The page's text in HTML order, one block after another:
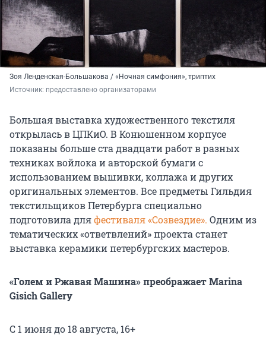
Зоя Ленденская-Большакова / «Ночная симфония», триптих
Источник: предоставлено организаторами
Большая выставка художественного текстиля
открылась в ЦПКиО. В Конюшенном корпусе
показаны больше ста двадцати работ в разных
техниках войлока и авторской бумаги с
использованием вышивки, коллажа и других
оригинальных элементов. Все предметы Гильдия
текстильщиков Петербурга специально
подготовила дляфестиваля «Созвездие». Одним из
тематических «ответвлений» проекта станет
выставка керамики петербургских мастеров.
«Голем и Ржавая Машина» преображает Marina
Gisich Gallery
С 1 июня до 18 августа, 16+